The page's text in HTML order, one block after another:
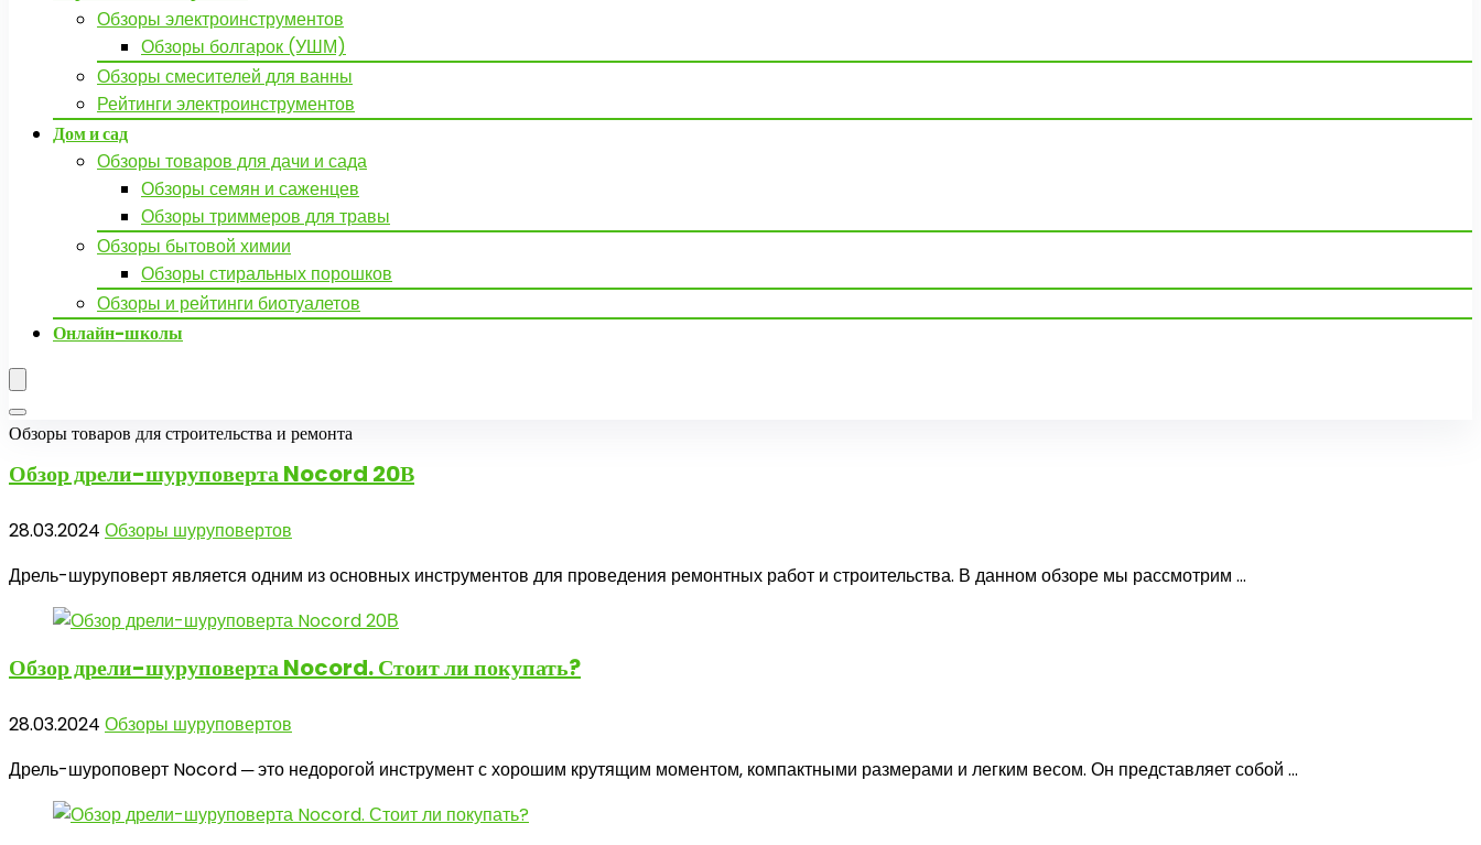
Обзоры электроинструментов
Обзоры болгарок (УШМ)
Обзоры смесителей для ванны
Рейтинги электроинструментов
Дом и сад
Обзоры товаров для дачи и сада
Обзоры семян и саженцев
Обзоры триммеров для травы
Обзоры бытовой химии
Обзоры стиральных порошков
Обзоры и рейтинги биотуалетов
Онлайн-школы
Обзоры товаров для строительства и ремонта
Обзор дрели-шуруповертаNocord 20В
28.03.2024 Обзоры шуруповертов
Дрель-шуруповерт является одним из основных инструментов для проведения ремонтных работ и строительства.​ В данном обзоре мы рассмотрим ...
Обзор дрели-шуруповертаNocord. Стоит ли покупать?
28.03.2024 Обзоры шуруповертов
Дрель-шуроповерт Nocord ─ это недорогой инструмент с хорошим крутящим моментом‚ компактными размерами и легким весом.​ Он представляет собой ...